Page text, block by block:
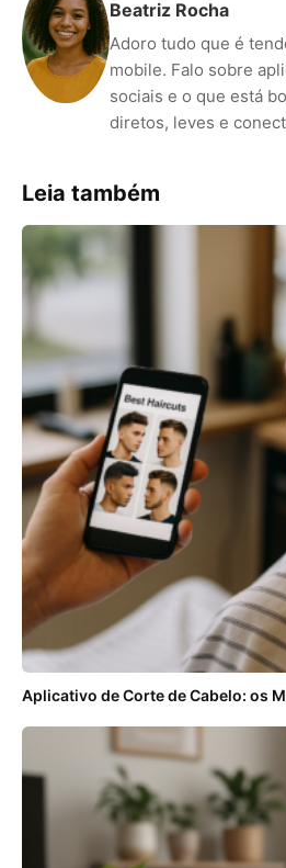
Beatriz Rocha
Adoro tudo que é
mobile. Falo sobre
sociais e o que está
diretos, leves e
Leia também
Aplicativo de Corte de Cabelo: os